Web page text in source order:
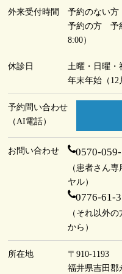
外来受付時間
予約のない
予約の方 予
8:00）
休診日
土曜・日曜・
年末年始（12
予約問い合わせ
（AI電話）
お問い合わせ 0570-
（患者さん
ヤル）
0776-61-
（それ以外
から）
所在地
〒910-1193
福井県吉田郡